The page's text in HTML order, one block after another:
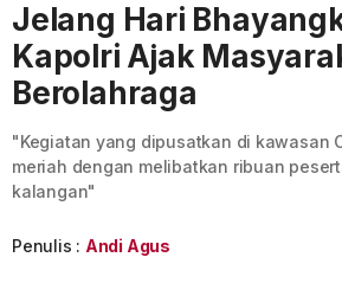
Jelang Hari
Kapolri Ajak
Berolahraga
"Kegiatan yang dipusatkan di kawasan
meriah dengan melibatkan ribuan
kalangan"
Penulis : Andi Agus